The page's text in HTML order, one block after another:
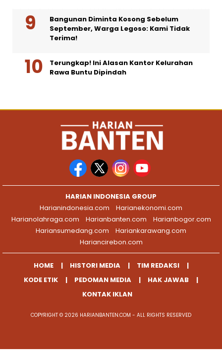
Bangunan Diminta Kosong Sebelum
September, Warga Legoso: Kami Tidak
Terima!
Terungkap! Ini Alasan Kantor Kelurahan
Rawa Buntu Dipindah
HARIAN INDONESIA GROUP
Harianindonesia.com
Harianekonomi.com
Harianolahraga.com
Harianbanten.com
Harianbogor.com
Hariansumedang.com
Hariankarawang.com
Hariancirebon.com
HOME HISTORI MEDIA
TIM REDAKSI
KODE ETIK
PEDOMAN MEDIA
HAK JAWAB
KONTAK IKLAN
COPYRIGHT © 2026 HARIANBANTEN.COM - ALL RIGHTS RESERVED